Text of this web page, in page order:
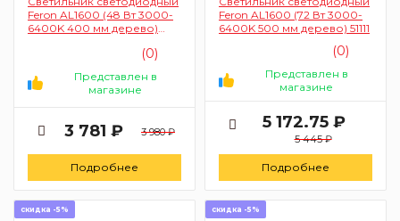
Feron AL1600 (48 Вт 3000-
6400K 400 мм дерево)
(0)
Представлен в
магазине
3 781 ₽ 3 980 ₽
Подробнее
Feron AL1600 (72 Вт 3000-
6400K 500 мм дерево) 51111
(0)
Представлен в
магазине
5 172.75 ₽
5 445 ₽
Подробнее
скидка -5% скидка -5%